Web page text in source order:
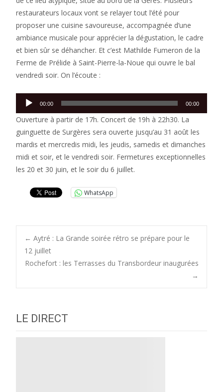
restaurateurs locaux vont se relayer tout l’été pour
proposer une cuisine savoureuse, accompagnée d’une
ambiance musicale pour apprécier la dégustation, le cadre
et bien sûr se déhancher. Et c’est Mathilde Fumeron de la
Ferme de Prélide à Saint-Pierre-la-Noue qui ouvre le bal
vendredi soir. On l’écoute :
Lecteur
audio
00:00 00:00
Ouverture à partir de 17h. Concert de 19h à 22h30. La
guinguette de Surgères sera ouverte jusqu’au 31 août les
mardis et mercredis midi, les jeudis, samedis et dimanches
midi et soir, et le vendredi soir. Fermetures exceptionnelles
les 20 et 30 juin, et le soir du 6 juillet.
WhatsApp
Post
← Aytré : La Grande soirée rétro se prépare pour le
12 juillet
Rochefort : les Terrasses du Transbordeur inaugurées
→
LE DIRECT